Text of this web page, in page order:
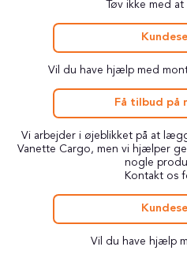
Tøv ikke med
Vil du have hjælp med
Få tilbud på
Vi arbejder i øjeblikket på at
Vanette Cargo, men vi hjælper
nogle
Kontakt os
Vil du have hjælp